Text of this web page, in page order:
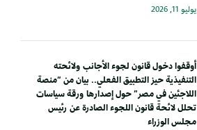
يوليو 11, 2026
أوقفوا دخول قانون لجوء الأجانب ولائحته
التنفيذية حيز التطبيق الفعلي.. بيان من “منصة
اللاجئين في مصر” حول إصدارها ورقة سياسات
تحلل لائحة قانون اللجوء الصادرة عن رئيس
مجلس الوزراء